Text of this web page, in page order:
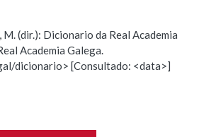
OPCIÓN:
Hai un erro na palabra
a definición
M. (dir.): Dicionario da Real Academia
Academia Galega.
dicionario> [Consultado: <data>]